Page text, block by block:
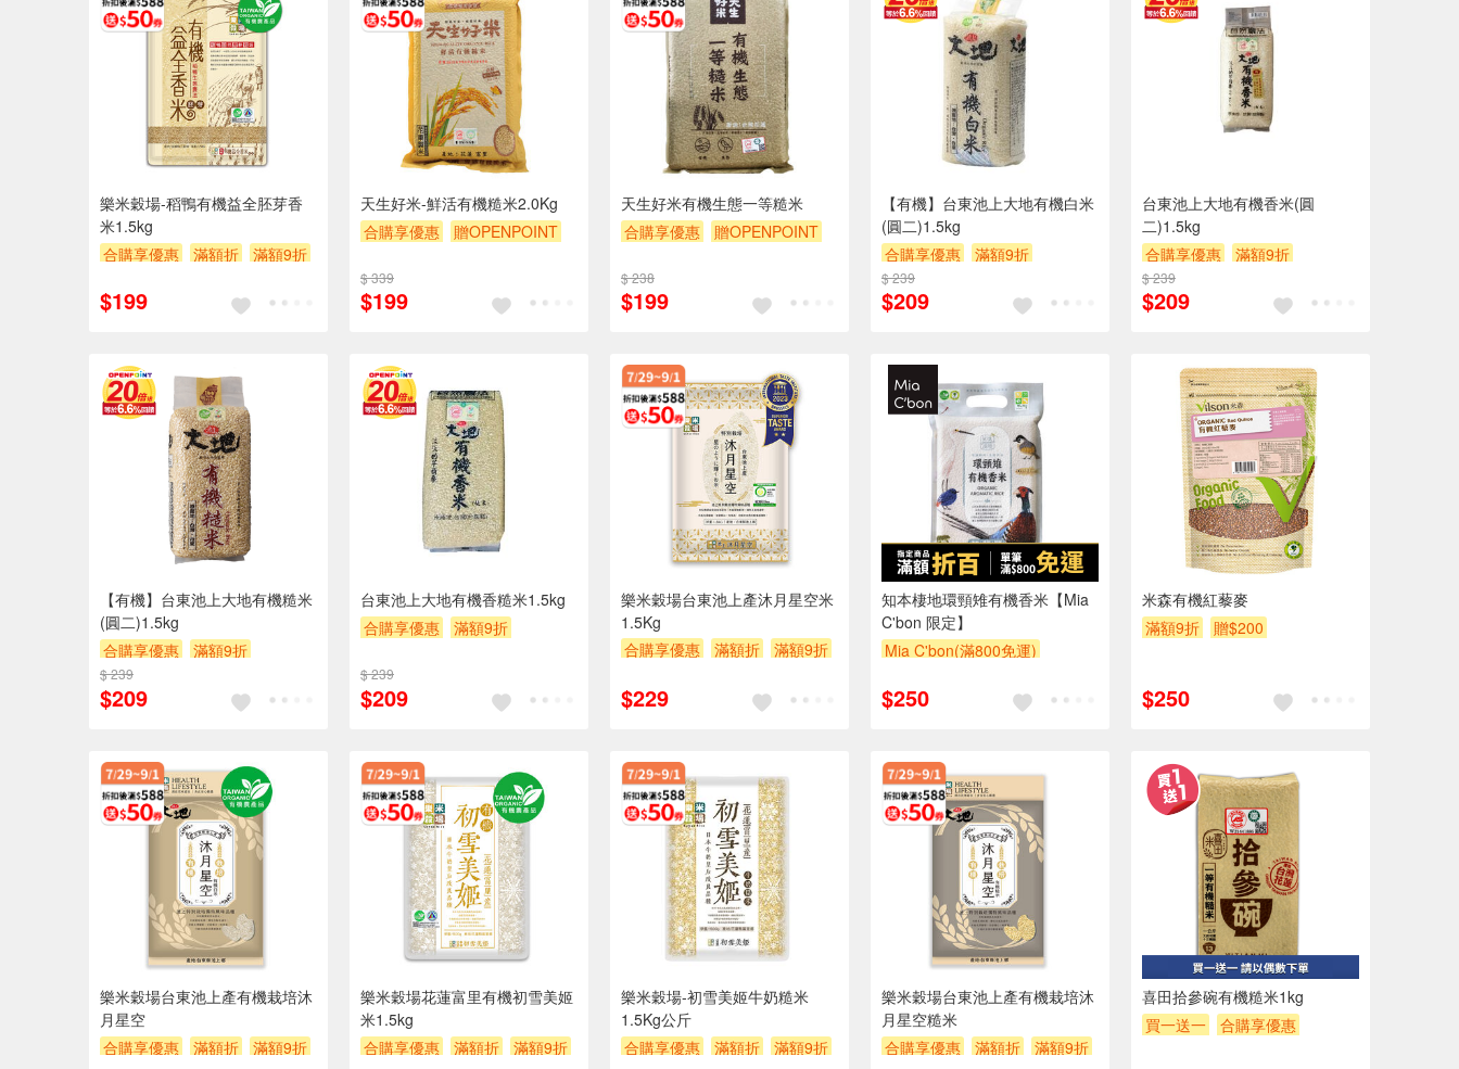
樂米穀場-稻鴨有機益全胚芽香
米1.5kg
合購享優惠
滿額折
滿額9折
$199
天生好米-鮮活有機糙米2.0Kg
合購享優惠
贈OPENPOINT
$ 339
$199
天生好米有機生態一等糙米
合購享優惠
贈OPENPOINT
$ 238
$199
【有機】台東池上大地有機白米
(圓二)1.5kg
合購享優惠
滿額9折
滿額贈券
$ 239
$209
台東池上大地有機香米(圓
二)1.5kg
合購享優惠
滿額9折
滿額贈券
$ 239
$209
【有機】台東池上大地有機糙米
(圓二)1.5kg
合購享優惠
滿額9折
滿額贈券
$ 239
$209
台東池上大地有機香糙米1.5kg
合購享優惠
滿額9折
$ 239
$209
樂米穀場台東池上產沐月星空米
1.5Kg
合購享優惠
滿額折
滿額9折
$229
知本棲地環頸雉有機香米【Mia
C'bon 限定】
Mia C'bon(滿800免運)
$250
米森有機紅藜麥
滿額9折
贈$200
$250
樂米穀場台東池上產有機栽培沐
月星空
合購享優惠
滿額折
滿額9折
樂米穀場花蓮富里有機初雪美姬
米1.5kg
合購享優惠
滿額折
滿額9折
樂米穀場-初雪美姬牛奶糙米
1.5Kg公斤
合購享優惠
滿額折
滿額9折
樂米穀場台東池上產有機栽培沐
月星空糙米
合購享優惠
滿額折
滿額9折
喜田拾參碗有機糙米1kg
買一送一
合購享優惠